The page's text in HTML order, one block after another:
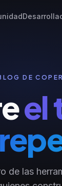
DE
el
de las